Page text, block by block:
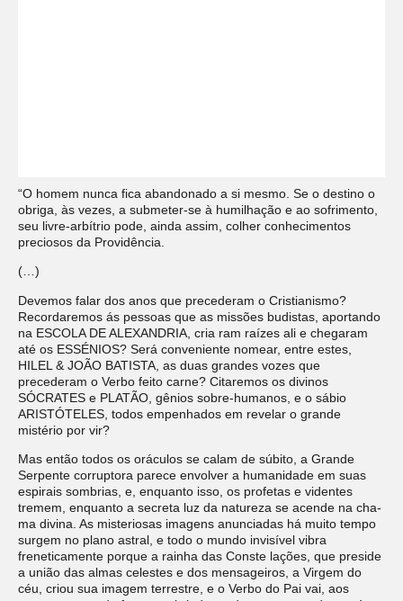
“O homem nunca fica abandonado a si mesmo. Se o destino o
obriga, às vezes, a submeter-se à humilhação e ao sofrimento,
seu livre-arbítrio pode, ainda assim, colher conhecimentos
preciosos da Providência.
(…)
Devemos falar dos anos que precederam o Cristianismo?
Recordaremos ás pessoas que as missões budistas, aportando
na ESCOLA DE ALEXANDRIA, cria ram raízes ali e chegaram
até os ESSÉNIOS? Será conveniente nomear, entre estes,
HILEL & JOÃO BATISTA, as duas grandes vozes que
precederam o Verbo feito carne? Citaremos os divinos
SÓCRATES e PLATÃO, gênios sobre-humanos, e o sábio
ARISTÓTELES, todos empenhados em revelar o grande
mistério por vir?
Mas então todos os oráculos se calam de súbito, a Grande
Serpente corruptora parece envolver a humanidade em suas
espirais sombrias, e, enquanto isso, os profetas e videntes
tremem, enquanto a secreta luz da natureza se acende na cha-
ma divina. As misteriosas imagens anunciadas há muito tempo
surgem no plano astral, e todo o mundo invisível vibra
freneticamente porque a rainha das Conste lações, que preside
a união das almas celestes e dos mensageiros, a Virgem do
céu, criou sua imagem terrestre, e o Verbo do Pai vai, aos